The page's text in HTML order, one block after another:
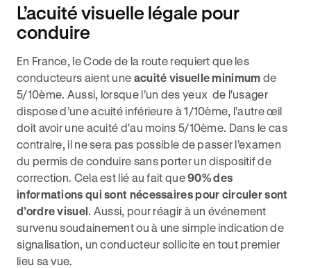
L’acuité visuelle légale pour
conduire
En France, le Code de la route requiert que les
conducteurs aient une acuité visuelle minimum de
5/10ème. Aussi, lorsque l’un des yeux de l'usager
dispose d’une acuité inférieure à 1/10ème, l’autre œil
doit avoir une acuité d'au moins 5/10ème. Dans le cas
contraire, il ne sera pas possible de passer l’examen
du permis de conduire sans porter un dispositif de
correction. Cela est lié au fait que90% des
informations qui sont nécessaires pour circuler sont
d’ordre visuel. Aussi, pour réagir à un événement
survenu soudainement ou à une simple indication de
signalisation, un conducteur sollicite en tout premier
lieu sa vue.